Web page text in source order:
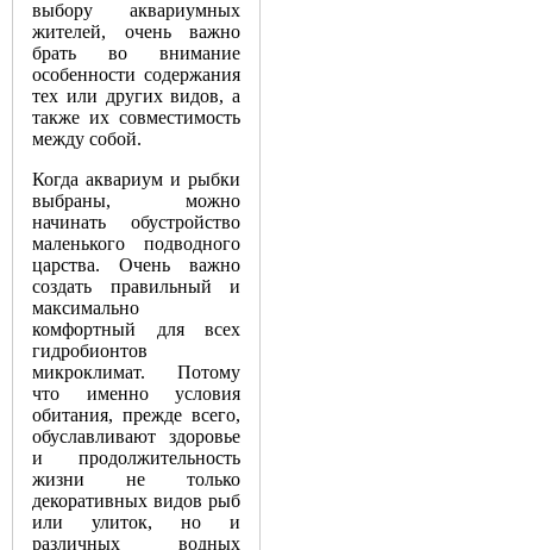
выбору аквариумных
жителей, очень важно
брать во внимание
особенности содержания
тех или других видов, а
также их совместимость
между собой.
Когда аквариум и рыбки
выбраны, можно
начинать обустройство
маленького подводного
царства. Очень важно
создать правильный и
максимально
комфортный для всех
гидробионтов
микроклимат. Потому
что именно условия
обитания, прежде всего,
обуславливают здоровье
и продолжительность
жизни не только
декоративных видов рыб
или улиток, но и
различных водных